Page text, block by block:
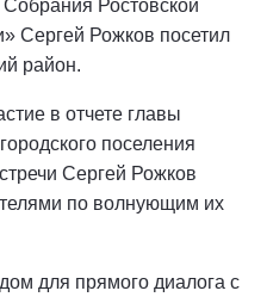
Ростовской
Сергей Рожков посетил
район.
в отчете главы
поселения
Сергей Рожков
по волнующим их
для прямого диалога с